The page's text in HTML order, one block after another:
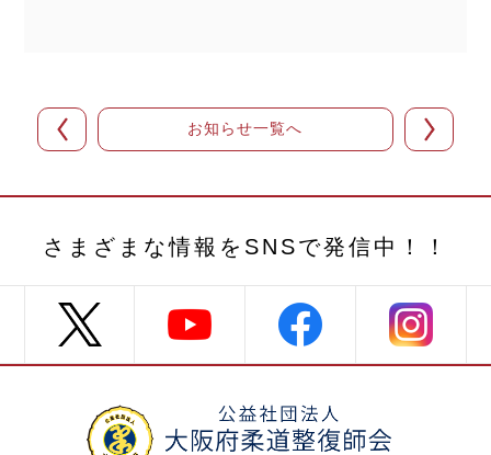
お知らせ一覧へ
さまざまな情報を SNSで発信中！！